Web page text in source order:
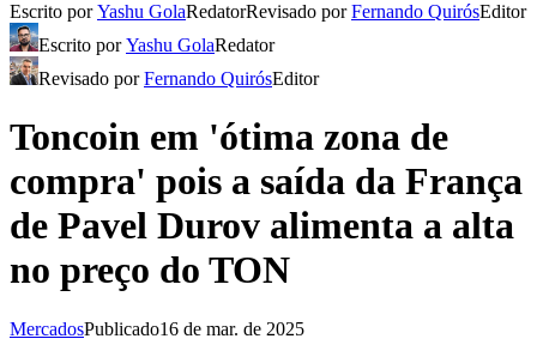
Escrito porYashu GolaRedatorRevisado porFernando QuirósEditor
Escrito porYashu GolaRedator
Revisado porFernando QuirósEditor
Toncoin em 'ótima zona de
compra' pois a saída da França
de Pavel Durov alimenta a alta
no preço do TON
MercadosPublicado16 de mar. de 2025